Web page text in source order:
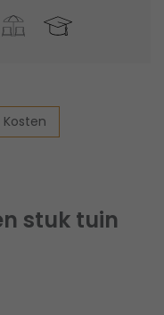
Kosten
stuk tuin